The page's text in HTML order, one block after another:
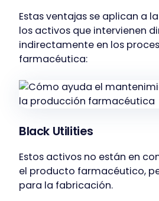
Estas ventajas se aplican a
los activos que intervienen
indirectamente en los
farmacéutica:
Black Utilities
Estos activos no están en
el producto farmacéutico,
para la fabricación.